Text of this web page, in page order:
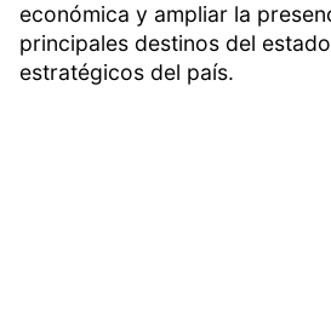
económica y ampliar la
principales destinos del
estratégicos del país.